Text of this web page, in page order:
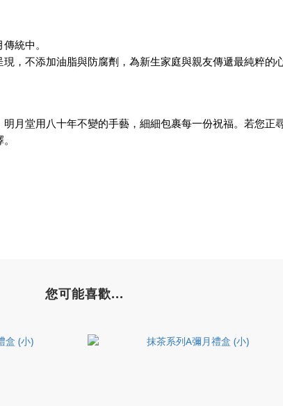
統中。
，不添加油脂與防腐劑，為新生家庭與親友傳遞最純粹的
月堂用八十年不變的手藝，細細包裹每一份祝福。若您正
您可能喜歡...